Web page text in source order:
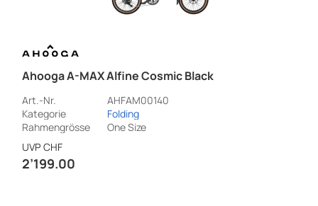
Ahooga A-MAX Alfine Cosmic Black
Art.-Nr.
AHFAM00140
Kategorie
Folding
Rahmengrösse
One Size
UVP CHF
2’199.00